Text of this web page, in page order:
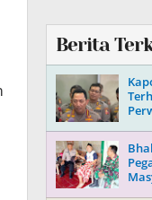
Berita